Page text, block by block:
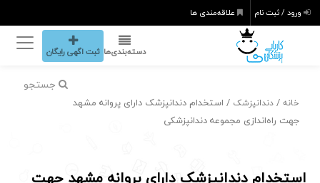
ورود / ثبت نام علاقه‌مندی ها
دسته‌بندی‌ها ثبت اگهی رایگان
جستجو
خانه /دندانپزشک / استخدام دندانپزشک دارای پروانه مشهد
جهت راه‌اندازی مجموعه دندانپزشکی
استخدام دندانپزشک دارای پروانه مشهد جهت